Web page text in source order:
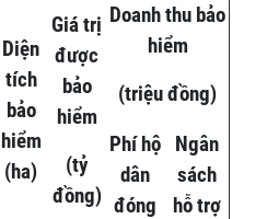
Diện
tích
bảo
hiểm
(ha)
Giá trị
được
bảo
hiểm
(tỷ
đồng)
Doanh thu bảo
hiểm
(triệu đồng)
Phí hộ
dân
đóng
Ngân
sách
hỗ trợ